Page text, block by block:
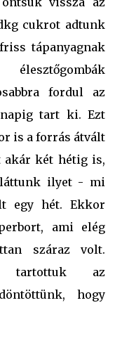
cukrot adtunk
tápanyagnak
fordul az
tart ki. Ezt
is a forrás átvált
akár két hétig is,
ilyet - mi
egy hét. Ekkor
ami elég
száraz volt.
tartottuk az
hogy